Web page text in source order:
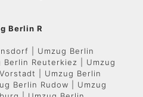
Berlin R
| Umzug Berlin
Reuterkiez | Umzug
| Umzug Berlin
Berlin Rudow | Umzug